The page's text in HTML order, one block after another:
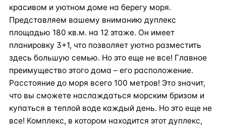
красивом и уютном доме на берегу моря.
Представляем вашему вниманию дуплекс
площадью 180 кв.м. на 12 этаже. Он имеет
планировку 3+1, что позволяет уютно разместить
здесь большую семью. Но это еще не все! Главное
преимущество этого дома – его расположение.
Расстояние до моря всего 100 метров! Это значит,
что вы сможете наслаждаться морским бризом и
купаться в теплой воде каждый день. Но это еще не
все! Комплекс, в котором находится этот дуплекс,